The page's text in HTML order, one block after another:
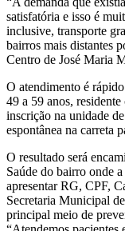
satisfatória e isso é
inclusive, transporte
bairros mais distantes
Centro de José Maria
O atendimento é
49 a 59 anos,
inscrição na unidade
espontânea na carreta
O resultado será
Saúde do bairro onde
apresentar RG, CPF,
Secretaria Municipal
principal meio de